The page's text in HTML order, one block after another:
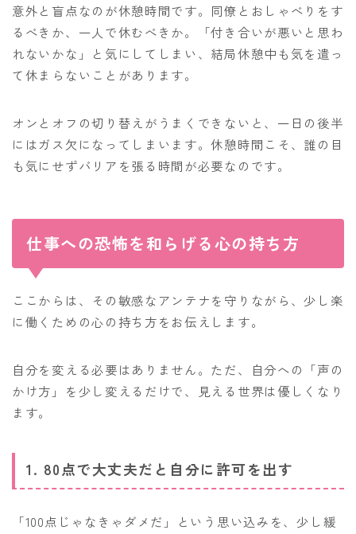
意外と盲点なのが休憩時間です。同僚とおしゃべりをす
るべきか、一人で休むべきか。「付き合いが悪いと思わ
れないかな」と気にしてしまい、結局休憩中も気を遣っ
て休まらないことがあります。
オンとオフの切り替えがうまくできないと、一日の後半
にはガス欠になってしまいます。休憩時間こそ、誰の目
も気にせずバリアを張る時間が必要なのです。
仕事への恐怖を和らげる心の持ち方
ここからは、その敏感なアンテナを守りながら、少し楽
に働くための心の持ち方をお伝えします。
自分を変える必要はありません。ただ、自分への「声の
かけ方」を少し変えるだけで、見える世界は優しくなり
ます。
1. 80点で大丈夫だと自分に許可を出す
「100点じゃなきゃダメだ」という思い込みを、少し緩